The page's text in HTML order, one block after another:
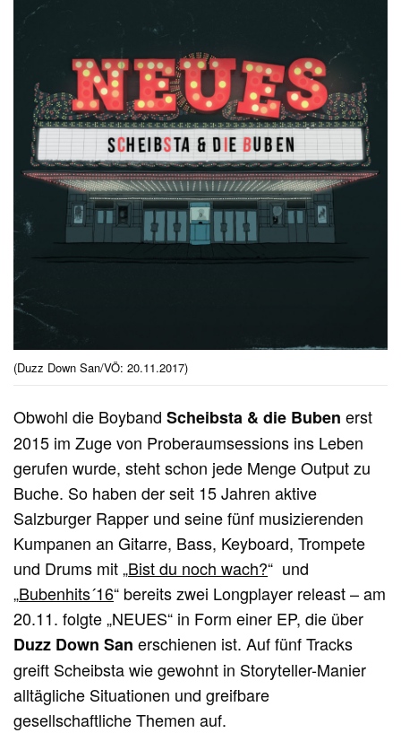
(Duzz Down San/VÖ: 20.11.2017)
Obwohl die BoybandScheibsta & die Buben erst
2015 im Zuge von Proberaumsessions ins Leben
gerufen wurde, steht schon jede Menge Output zu
Buche. So haben der seit 15 Jahren aktive
Salzburger Rapper und seine fünf musizierenden
Kumpanen an Gitarre, Bass, Keyboard, Trompete
und Drums mit „Bist du noch wach?“ und
„Bubenhits´16“ bereits zwei Longplayer releast – am
20.11. folgte „NEUES“ in Form einer EP, die über
Duzz Down San erschienen ist. Auf fünf Tracks
greift Scheibsta wie gewohnt in Storyteller-Manier
alltägliche Situationen und greifbare
gesellschaftliche Themen auf.